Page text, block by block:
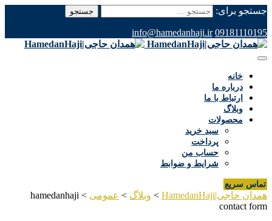
جستجو برای:
09181110195
info@hamedanhaji.ir
خانه
درباره ما
ارتباط با ما
وبلاگ
محصولات
سبد خرید
پرداخت
حساب من
شرایط و ضوابط
تماس سریع
همدان حاجی|HamedanHaji > وبلاگ > عمومی >
hamedanhaji
contact form